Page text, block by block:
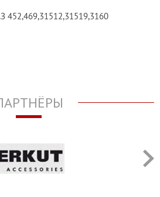
452,469,31512,31519,3160